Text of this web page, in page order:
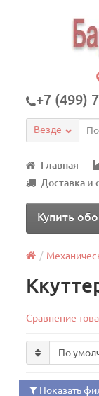
+7 (499)
Везде
Главная
Доставка и
Купить
Сравнение
Показать